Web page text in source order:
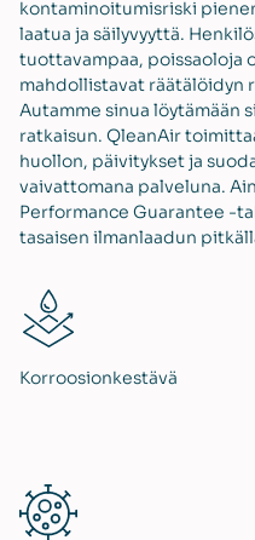
kontaminoitumisriski
laatua ja säilyvyyttä.
tuottavampaa, poissaoloja
mahdollistavat räätälöidyn
Autamme sinua löytämään
ratkaisun. QleanAir
huollon, päivitykset ja
vaivattomana palveluna.
Performance Guarantee -
tasaisen ilmanlaadun
Korroosionkestävä